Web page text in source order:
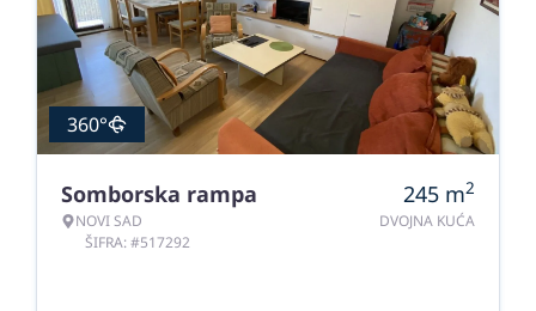
360°
Somborska rampa
NOVI SAD
ŠIFRA: #517292
245 m2
DVOJNA KUĆA